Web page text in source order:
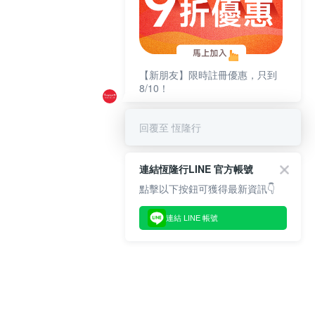
【新朋友】限時註冊優惠，只到
8/10！
回覆至 恆隆行
連結恆隆行LINE 官方帳號
點擊以下按鈕可獲得最新資訊👇
連結 LINE 帳號